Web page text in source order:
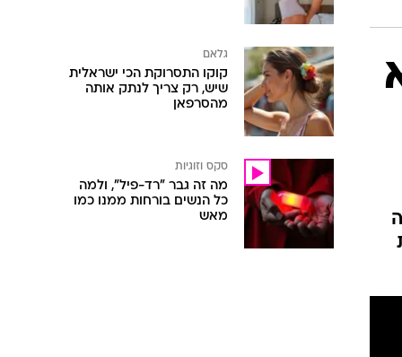
גלאם
קוקו התסרוקת הכי ישראלית
שיש, רק צריך לנתק אותה
מהסרפאן
סקס וזוגיות
מה זה גבר "רד-פיל", ולמה
כל הנשים בורחות ממנו כמו
מאש